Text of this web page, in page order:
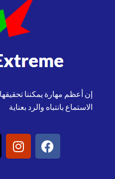
إن أعظم مهارة يمكننا
الاستماع بانتباه والرد بعناية